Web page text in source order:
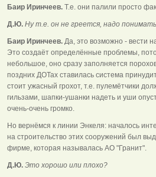
Баир Иринчеев. Т.е. они палили просто
Д.Ю. Ну т.е. он не греется, надо
Баир Иринчеев. Да, это возможно - вести
Это создаёт определённые проблемы,
небольшое, оно сразу заполняется
поздних ДОТах ставилась система
стоит ужасный грохот, т.е. пулемётчики
гильзами, шапки-ушанки надеть и уши
очень-очень громко.
Но вернёмся к линии Энкеля: началось
на строительство этих сооружений был
фирме, которая называлась АО "Гранит".
Д.Ю. Это хорошо или плохо?